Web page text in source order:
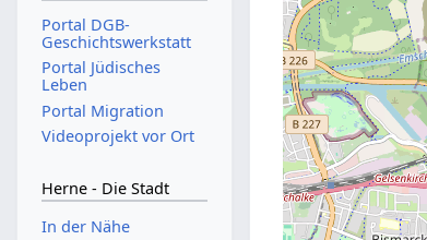
Portal DGB-
Geschichtswerkstatt
Portal Jüdisches
Leben
Portal Migration
Videoprojekt vor Ort
Herne - Die Stadt
In der Nähe